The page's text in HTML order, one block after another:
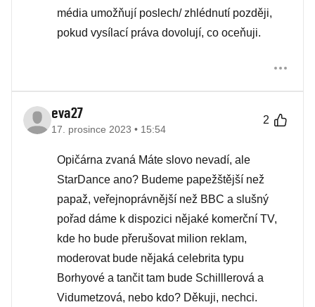
média umožňují poslech/ zhlédnutí později,
pokud vysílací práva dovolují, co oceňuji.
eva27
17. prosince 2023 • 15:54
2
Opičárna zvaná Máte slovo nevadí, ale
StarDance ano? Budeme papežštější než
papaž, veřejnoprávnější než BBC a slušný
pořad dáme k dispozici nějaké komerční TV,
kde ho bude přerušovat milion reklam,
moderovat bude nějaká celebrita typu
Borhyové a tančit tam bude Schilllerová a
Vidumetzová, nebo kdo? Děkuji, nechci.